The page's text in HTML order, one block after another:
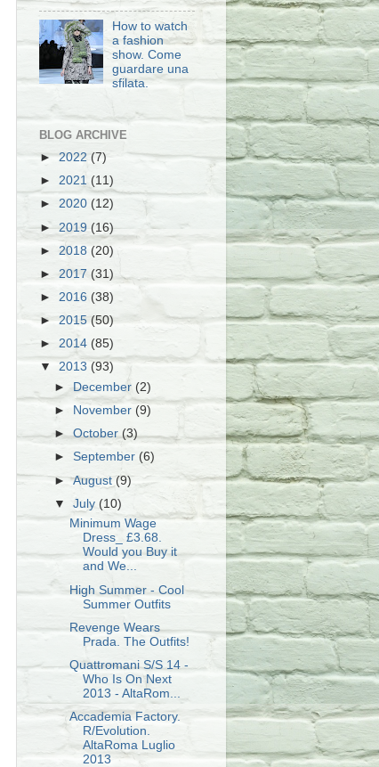
How to watch
a fashion
show. Come
guardare una
sfilata.
BLOG ARCHIVE
►2022 (7)
► 2021 (11)
► 2020 (12)
► 2019(16)
► 2018 (20)
► 2017 (31)
► 2016 (38)
►2015(50)
► 2014 (85)
▼ 2013 (93)
► December (2)
►
November(9)
►October(3)
►September (6)
►August(9)
▼July (10)
Minimum Wage
Dress_ £3.68.
Would you Buy it
and We...
High Summer - Cool
Summer Outfits
Revenge Wears
Prada. The Outfits!
Quattromani S/S 14 -
Who Is On Next
2013 - AltaRom...
Accademia Factory.
R/Evolution.
AltaRoma Luglio
2013